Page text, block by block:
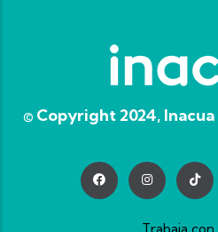
© Copyright 2024,